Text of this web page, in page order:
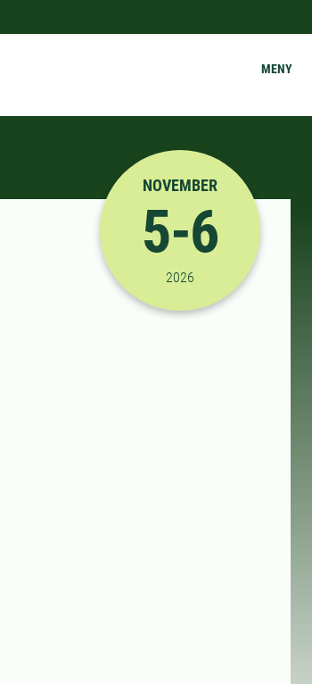
MENY
2026-11-05 08:00:00
NOVEMBER
5-6
2026